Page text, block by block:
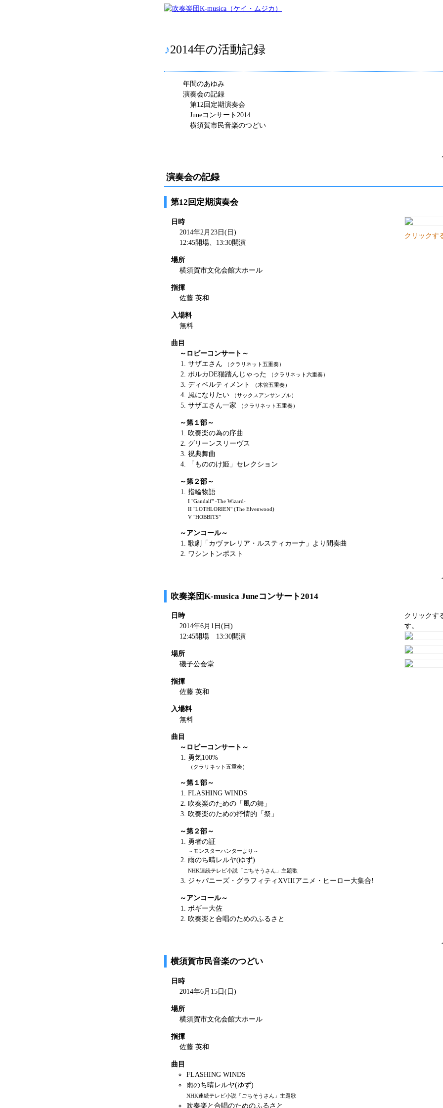
♪2014年の活動記録
年間のあゆみ
演奏会の記録
第12回定期演奏会
Juneコンサート2014
横須賀市民音楽のつどい
演奏会の記録
第12回定期演奏会
日時
2014年2月23日(日)
12:45開場、13:30開演
場所
横須賀市文化会館大ホール
指揮
佐藤 英和
入場料
無料
曲目
～ロビーコンサート～
サザエさん
（クラリネット五重奏）
ポルカDE猫踏んじゃった （クラリネット六重奏）
ディベルティメント （木管五重奏）
風になりたい （サックスアンサンブル）
サザエさん一家 （クラリネット五重奏）
～第１部～
吹奏楽の為の序曲
グリーンスリーヴス
祝典舞曲
「もののけ姫」セレクション
～第２部～
指輪物語
I "Gandalf" -The Wizard-
II "LOTHLORIEN" (The Elvenwood)
V "HOBBITS"
～アンコール～
歌劇「カヴァレリア・ルスティカーナ」より間奏曲
ワシントンポスト
クリックす
吹奏楽団K-musica Juneコンサート2014
日時
2014年6月1日(日)
12:45開場 13:30開演
場所
磯子公会堂
指揮
佐藤 英和
入場料
無料
曲目
～ロビーコンサート～
勇気100%
（クラリネット五重奏）
～第１部～
FLASHING WINDS
吹奏楽のための「風の舞」
吹奏楽のための抒情的「祭」
～第２部～
勇者の証
～モンスターハンターより～
雨のち晴レルヤ(ゆず)
NHK連続テレビ小説「ごちそうさん」主題歌
ジャパニーズ・グラフィティXVIIIアニメ・ヒーロー大集合!
～アンコール～
ボギー大佐
吹奏楽と合唱のためのふるさと
クリックす
す。
横須賀市民音楽のつどい
日時
2014年6月15日(日)
場所
横須賀市文化会館大ホール
指揮
佐藤 英和
曲目
FLASHING WINDS
雨のち晴レルヤ(ゆず)
NHK連続テレビ小説「ごちそうさん」主題歌
吹奏楽と合唱のためのふるさと